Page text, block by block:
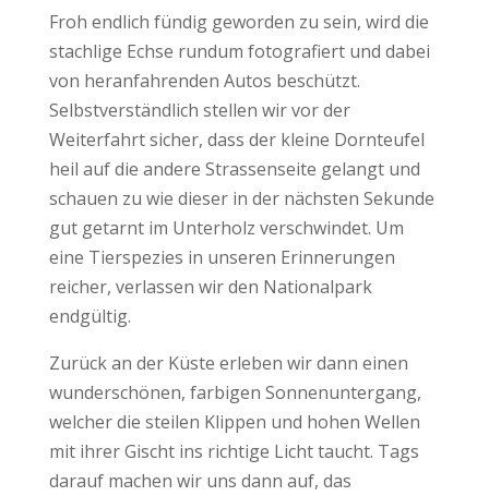
Froh endlich fündig geworden zu sein, wird die
stachlige Echse rundum fotografiert und dabei
von heranfahrenden Autos beschützt.
Selbstverständlich stellen wir vor der
Weiterfahrt sicher, dass der kleine Dornteufel
heil auf die andere Strassenseite gelangt und
schauen zu wie dieser in der nächsten Sekunde
gut getarnt im Unterholz verschwindet. Um
eine Tierspezies in unseren Erinnerungen
reicher, verlassen wir den Nationalpark
endgültig.
Zurück an der Küste erleben wir dann einen
wunderschönen, farbigen Sonnenuntergang,
welcher die steilen Klippen und hohen Wellen
mit ihrer Gischt ins richtige Licht taucht. Tags
darauf machen wir uns dann auf, das